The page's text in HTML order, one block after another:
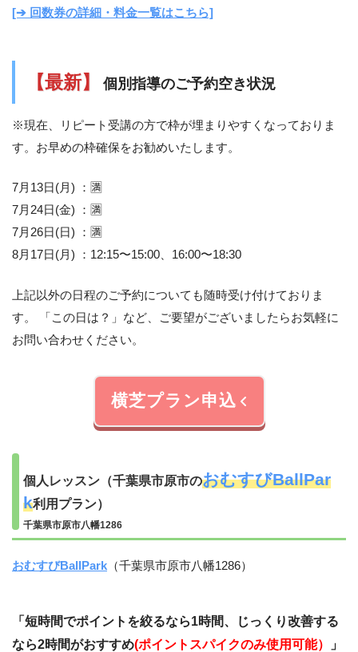
[➔ 回数券の詳細・料金一覧はこちら]
【最新】 個別指導のご予約空き状況
※現在、リピート受講の方で枠が埋まりやすくなっておりま
す。お早めの枠確保をお勧めいたします。
7月13日(月) ：🈵
7月24日(金) ：🈵
7月26日(日) ：🈵
8月17日(月) ：12:15〜15:00、16:00〜18:30
上記以外の日程のご予約についても随時受け付けておりま
す。 「この日は？」など、ご要望がございましたらお気軽に
お問い合わせください。
横芝プラン申込
個人レッスン（千葉県市原市のおむすびBallPar
k利用プラン）
千葉県市原市八幡1286
おむすびBallPark （千葉県市原市八幡1286）
「短時間でポイントを絞るなら1時間、じっくり改善する
なら2時間がおすすめ(ポイントスパイクのみ使用可能） 」